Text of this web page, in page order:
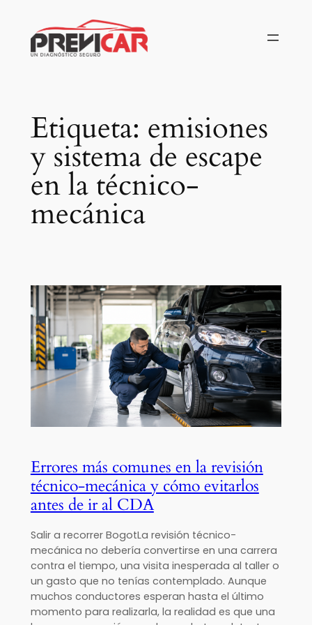
contenido
Etiqueta: emisiones
y sistema de escape
en la técnico-
mecánica
Errores más comunes en la revisión
técnico-mecánica y cómo evitarlos
antes de ir al CDA
Salir a recorrer BogotLa revisión técnico-
mecánica no debería convertirse en una carrera
contra el tiempo, una visita inesperada al taller o
un gasto que no tenías contemplado. Aunque
muchos conductores esperan hasta el último
momento para realizarla, la realidad es que una